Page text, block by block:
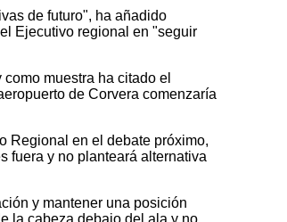
de futuro", ha añadido
Ejecutivo regional en "seguir
muestra ha citado el
de Corvera comenzaría
Regional en el debate próximo,
fuera y no planteará alternativa
y mantener una posición